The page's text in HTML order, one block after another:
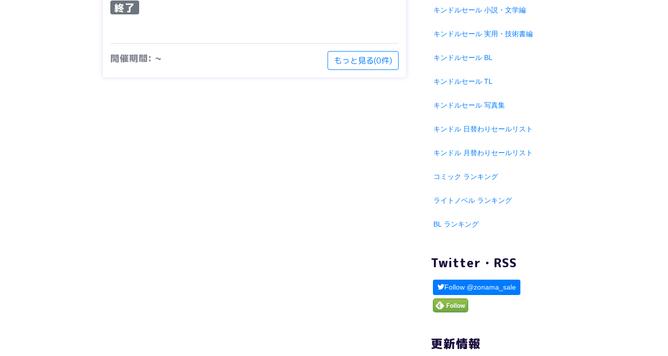
終了
開催期間: ~ もっと見る(0件)
キンドルセール 小説・文学編
キンドルセール 実用・技術書編
キンドルセール BL
キンドルセール TL
キンドルセール 写真集
キンドル 日替わりセールリスト
キンドル 月替わりセールリスト
コミック ランキング
ライトノベル ランキング
BL ランキング
Twitter・RSS
Follow @zonama_sale
更新情報